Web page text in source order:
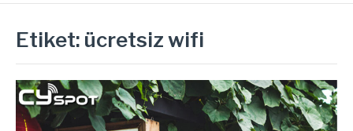
Etiket: ücretsiz wifi